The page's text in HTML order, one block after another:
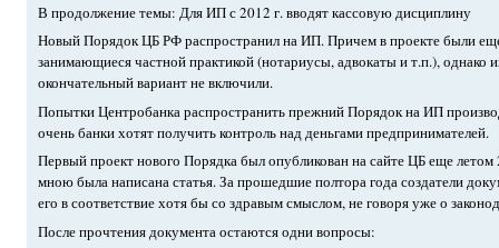
В продолжение темы: Для ИП с 2012 г. вводят кассовую дисциплину
Новый Порядок ЦБ РФ распространил на ИП. Причем в проекте были
занимающиеся частной практикой (нотариусы, адвокаты и т.п.), однако
окончательный вариант не включили.
Попытки Центробанка распространить прежний Порядок на ИП
очень банки хотят получить контроль над деньгами предпринимателей.
Первый проект нового Порядка был опубликован на сайте ЦБ еще летом
мною была написана статья. За прошедшие полтора года создатели
его в соответствие хотя бы со здравым смыслом, не говоря уже о
После прочтения документа остаются одни вопросы: